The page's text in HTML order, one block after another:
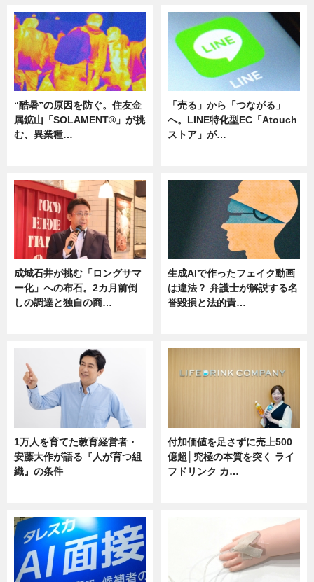
“酷暑”の原因を防ぐ。住友金
属鉱山「SOLAMENT®」が挑
む、異業種…
「売る」から「つながる」
へ。LINE特化型EC「Atouch
ストア」が…
成城石井が挑む「ロングサマ
ー化」への布石。2カ月前倒
しの調達と独自の商…
生成AIで作ったフェイク動画
は違法？ 弁護士が解説する名
誉毀損と法的責…
1万人を育てた教育経営者・
安藤大作が語る『人が育つ組
織』の条件
付加価値を足さずに売上500
億超│究極の本質を突く ライ
フドリンク カ…